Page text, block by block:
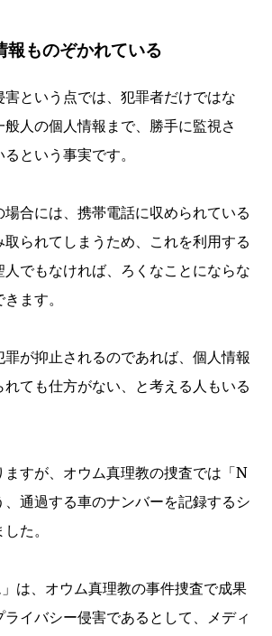
報ものぞかれている
害という点では、犯罪者だけではな
般人の個人情報まで、勝手に監視さ
という事実です。
合には、携帯電話に収められている
られてしまうため、これを利用する
人でもなければ、ろくなことにならな
ます。
罪が抑止されるのであれば、個人情報
ても仕方がない、と考える人もいる
すが、オウム真理教の捜査では「N
、通過する車のナンバーを記録するシ
た。
は、オウム真理教の事件捜査で成果
イバシー侵害であるとして、メディ